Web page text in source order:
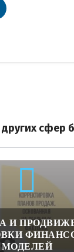
сфер
И
МОДЕЛЕЙ